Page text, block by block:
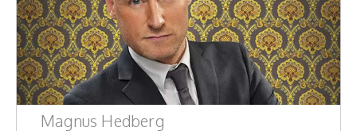
Magnus Hedberg